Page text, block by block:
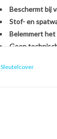
Beschermt bij
Stof- en
Belemmert het
Geen
Sleutelcover